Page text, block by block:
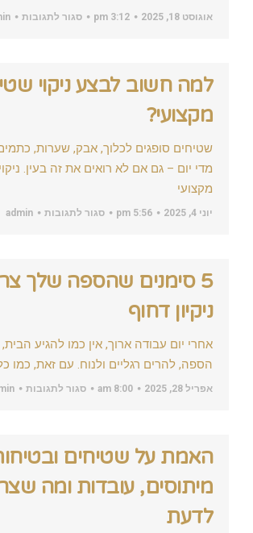
אוגוסט 18, 2025 3:12 pm סגור לתגובות על
למה חשוב לבצע ניקוי
מקצועי?
שטיחים סופגים לכלוך, אבק, שערות, כתמים
מדי יום – גם אם לא רואים את זה בעין.
מקצועי
יוני 4, 2025 5:56 pm סגור לתגובות על
מקצועי?
admin
5 סימנים שהספה שלך
ניקיון דחוף
אחרי יום עבודה ארוך, אין כמו להגיע
הספה, להרים רגליים ולנוח. עם זאת, כמו
אפריל 28, 2025 8:00 am סגור לתגובות על
ניקיון
דחוף
האמת על שטיחים
מיתוסים, עובדות ומה
לדעת